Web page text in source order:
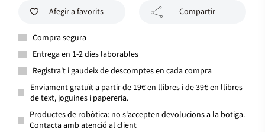
Afegir a favorits Compartir
Compra segura
Entrega en 1-2 dies laborables
Registra't i gaudeix de descomptes en cada compra
Enviament gratuït a partir de 19€ en llibres i de 39€ en llibres
de text, joguines i papereria.
Productes de robòtica: no s'accepten devolucions a la botiga.
Contacta amb atenció al client